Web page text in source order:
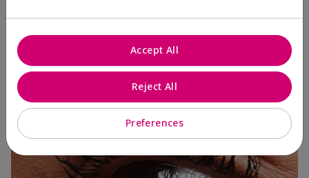
3 Capas
Preferences
Reject All
Accept All